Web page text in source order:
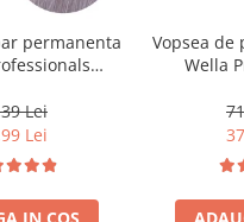
permanenta
Albastrui
60 ml
Lei
Lei
Vopsea de
Wella
Blond